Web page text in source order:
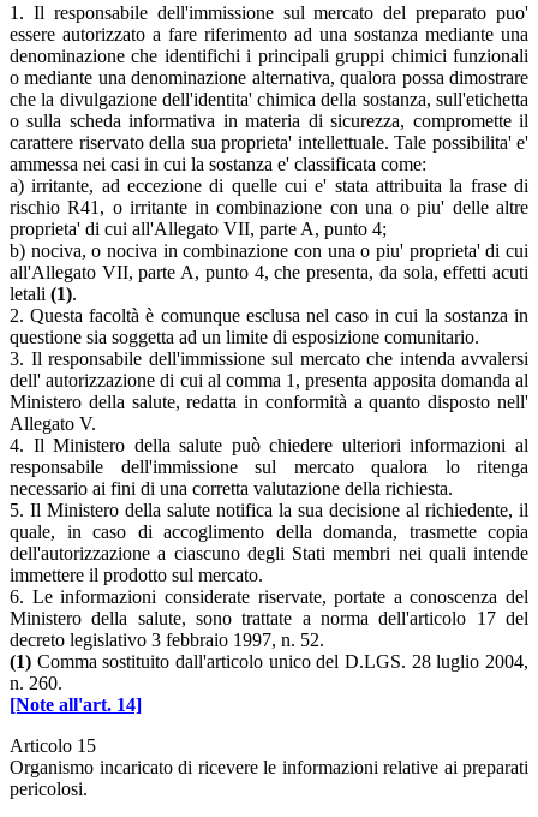
1. Il responsabile dell'immissione sul mercato del preparato puo'
essere autorizzato a fare riferimento ad una sostanza mediante una
denominazione che identifichi i principali gruppi chimici funzionali
o mediante una denominazione alternativa, qualora possa dimostrare
che la divulgazione dell'identita' chimica della sostanza, sull'etichetta
o sulla scheda informativa in materia di sicurezza, compromette il
carattere riservato della sua proprieta' intellettuale. Tale possibilita' e'
ammessa nei casi in cui la sostanza e' classificata come:
a) irritante, ad eccezione di quelle cui e' stata attribuita la frase di
rischio R41, o irritante in combinazione con una o piu' delle altre
proprieta' di cui all'Allegato VII, parte A, punto 4;
b) nociva, o nociva in combinazione con una o piu' proprieta' di cui
all'Allegato VII, parte A, punto 4, che presenta, da sola, effetti acuti
letali (1).
2. Questa facoltà è comunque esclusa nel caso in cui la sostanza in
questione sia soggetta ad un limite di esposizione comunitario.
3. Il responsabile dell'immissione sul mercato che intenda avvalersi
dell' autorizzazione di cui al comma 1, presenta apposita domanda al
Ministero della salute, redatta in conformità a quanto disposto nell'
Allegato V.
4. Il Ministero della salute può chiedere ulteriori informazioni al
responsabile dell'immissione sul mercato qualora lo ritenga
necessario ai fini di una corretta valutazione della richiesta.
5. Il Ministero della salute notifica la sua decisione al richiedente, il
quale, in caso di accoglimento della domanda, trasmette copia
dell'autorizzazione a ciascuno degli Stati membri nei quali intende
immettere il prodotto sul mercato.
6. Le informazioni considerate riservate, portate a conoscenza del
Ministero della salute, sono trattate a norma dell'articolo 17 del
decreto legislativo 3 febbraio 1997, n. 52.
(1) Comma sostituito dall'articolo unico del D.LGS. 28 luglio 2004,
n. 260.
[Note all'art. 14]
Articolo 15
Organismo incaricato di ricevere le informazioni relative ai preparati
pericolosi.